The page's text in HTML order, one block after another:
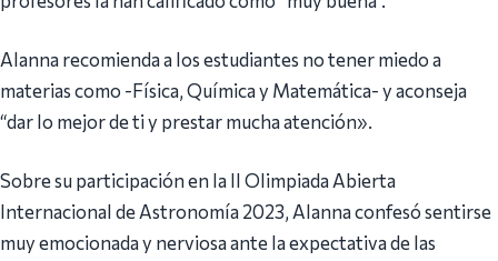
Alanna recomienda a los estudiantes no tener miedo a
materias como -Física, Química y Matemática- y aconseja
“dar lo mejor de ti y prestar mucha atención».
Sobre su participación en la II Olimpiada Abierta
Internacional de Astronomía 2023, Alanna confesó sentirse
muy emocionada y nerviosa ante la expectativa de las